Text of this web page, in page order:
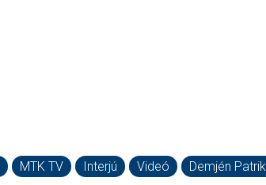
MTK TV Interjú Videó Demjén Patrik